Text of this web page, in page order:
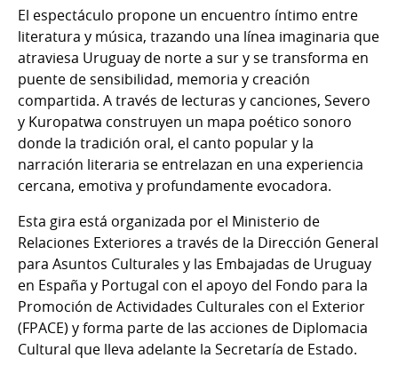
El espectáculo propone un encuentro íntimo entre
literatura y música, trazando una línea imaginaria que
atraviesa Uruguay de norte a sur y se transforma en
puente de sensibilidad, memoria y creación
compartida. A través de lecturas y canciones, Severo
y Kuropatwa construyen un mapa poético sonoro
donde la tradición oral, el canto popular y la
narración literaria se entrelazan en una experiencia
cercana, emotiva y profundamente evocadora.
Esta gira está organizada por el Ministerio de
Relaciones Exteriores a través de la Dirección General
para Asuntos Culturales y las Embajadas de Uruguay
en España y Portugal con el apoyo del Fondo para la
Promoción de Actividades Culturales con el Exterior
(FPACE) y forma parte de las acciones de Diplomacia
Cultural que lleva adelante la Secretaría de Estado.